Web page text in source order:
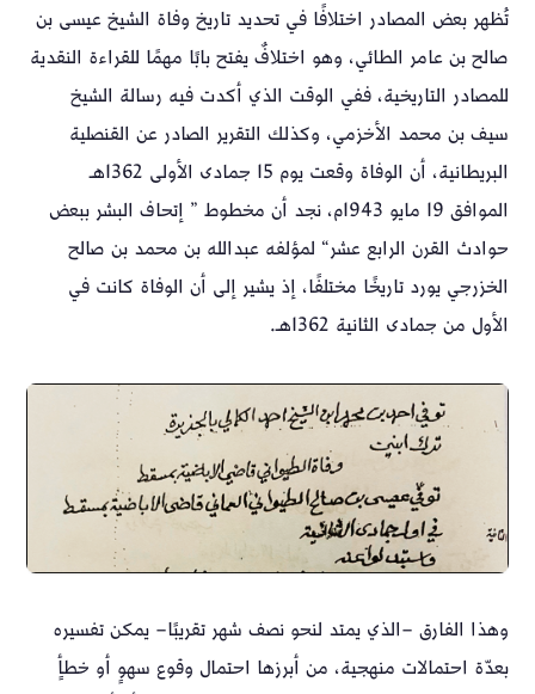
تُظهر بعض المصادر اختلافًا في تحديد تاريخ وفاة الشيخ عيسى بن
صالح بن عامر الطائي، وهو اختلافٌ يفتح بابًا مهمًا للقراءة النقدية
للمصادر التاريخية، ففي الوقت الذي أكدت فيه رسالة الشيخ
سيف بن محمد الأخزمي، وكذلك التقرير الصادر عن القنصلية
البريطانية، أن الوفاة وقعت يوم 15 جمادى الأولى 1362هـ
الموافق 19 مايو 1943م، نجد أن مخطوط ” إتحاف البشر ببعض
حوادث القرن الرابع عشر“ لمؤلفه عبدالله بن محمد بن صالح
الخزرجي يورد تاريخًا مختلفًا، إذ يشير إلى أن الوفاة كانت في
الأول من جمادى الثانية 1362هـ.
وهذا الفارق –الذي يمتد لنحو نصف شهر تقريبًا– يمكن تفسيره
بعدّة احتمالات منهجية، من أبرزها احتمال وقوع سهوٍ أو خطأٍ